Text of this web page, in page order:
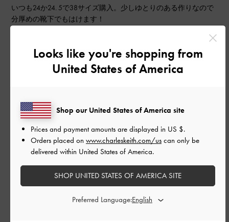
いつも24か24. 5で38サイズ購入。少しゆとりのある作りなので
分厚めの靴下でもはけます！
デザイン
もっと見る
このレビューは役に立ちましたか？
0
Looks like you're shopping from
United States of America
Shop our United States of America site
Prices and payment amounts are displayed in US $.
Orders placed on www.charleskeith.com/us can only be
delivered within United States of America.
SHOP UNITED STATES OF AMERICA SITE
Preferred Language: